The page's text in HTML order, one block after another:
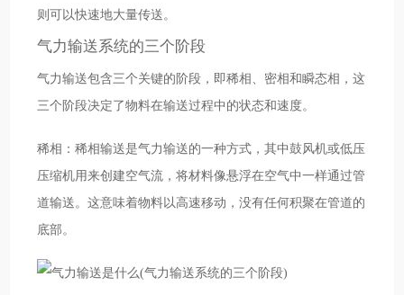
则可以快速地大量传送。
气力输送系统的三个阶段
气力输送包含三个关键的阶段，即稀相、密相和瞬态相，这
三个阶段决定了物料在输送过程中的状态和速度。
稀相：稀相输送是气力输送的一种方式，其中鼓风机或低压
压缩机用来创建空气流，将材料像悬浮在空气中一样通过管
道输送。这意味着物料以高速移动，没有任何积聚在管道的
底部。